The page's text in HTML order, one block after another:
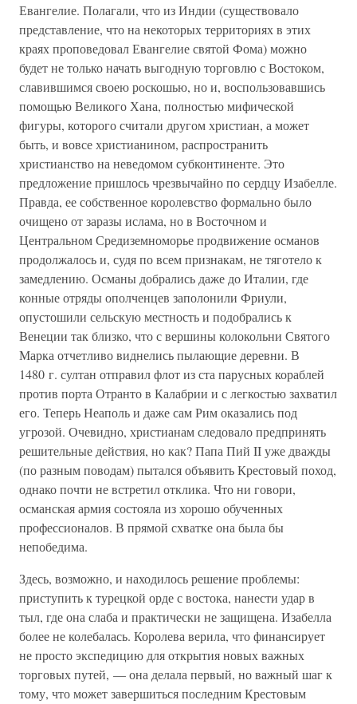
Евангелие. Полагали, что из Индии (существовало
представление, что на некоторых территориях в этих
краях проповедовал Евангелие святой Фома) можно
будет не только начать выгодную торговлю с Востоком,
славившимся своею роскошью, но и, воспользовавшись
помощью Великого Хана, полностью мифической
фигуры, которого считали другом христиан, а может
быть, и вовсе христианином, распространить
христианство на неведомом субконтиненте. Это
предложение пришлось чрезвычайно по сердцу Изабелле.
Правда, ее собственное королевство формально было
очищено от заразы ислама, но в Восточном и
Центральном Средиземноморье продвижение османов
продолжалось и, судя по всем признакам, не тяготело к
замедлению. Османы добрались даже до Италии, где
конные отряды ополченцев заполонили Фриули,
опустошили сельскую местность и подобрались к
Венеции так близко, что с вершины колокольни Святого
Марка отчетливо виднелись пылающие деревни. В
1480 г. султан отправил флот из ста парусных кораблей
против порта Отранто в Калабрии и с легкостью захватил
его. Теперь Неаполь и даже сам Рим оказались под
угрозой. Очевидно, христианам следовало предпринять
решительные действия, но как? Папа Пий II уже дважды
(по разным поводам) пытался объявить Крестовый поход,
однако почти не встретил отклика. Что ни говори,
османская армия состояла из хорошо обученных
профессионалов. В прямой схватке она была бы
непобедима.
Здесь, возможно, и находилось решение проблемы:
приступить к турецкой орде с востока, нанести удар в
тыл, где она слаба и практически не защищена. Изабелла
более не колебалась. Королева верила, что финансирует
не просто экспедицию для открытия новых важных
торговых путей, — она делала первый, но важный шаг к
тому, что может завершиться последним Крестовым